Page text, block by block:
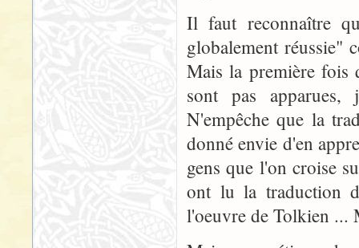
Il faut reconnaître
globalement
Mais la première fois
sont pas
N'empêche que la
donné envie d'en
gens que l'on croise
ont lu la traduction
l'oeuvre de Tolkien ...